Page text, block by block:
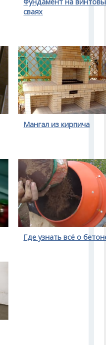
сваях
Мангал из кирпича
Где узнать всё о